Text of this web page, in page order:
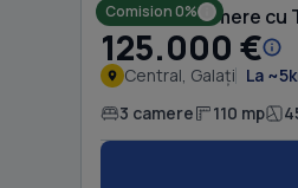
Comision 0%
Casă cu 3 camere cu
125.000 €
Central, Galați La
3 camere 110 mp